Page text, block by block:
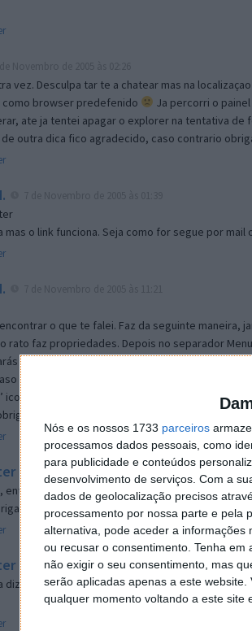
Nós e os nossos 1733 parceiros
processamos dados pessoais, como
para publicidade e conteúdos
desenvolvimento de serviços. Com a
dados de geolocalização precisos
processamento por nossa parte e pela
alternativa, pode aceder a
ou recusar o consentimento. Tenha em
não exigir o seu consentimento, mas
serão aplicadas apenas a este
qualquer momento voltando a este site
vez. Desculpa tar te a chatear mas na
browser predefenido
Ja percorri o
ate ja tentei apagar o explorer na tentativa de
outra dica fico agradecido, caso contrario
mas o link funciona. Seja como for segue por mail
o que te falei. Faz da seguinte maneira,
rato faz propriedades. Depois no separador Menu
no separador geral a opção para escolheres
não consigas chegar lá, vais ao teu Firefox e
icon geral da então janela aberta e logo perto do
o Firefox a verificar se este é o browser
7 de Novembro de 2005 às 12:57
o e-mail, Vitor.
7 de Novembro de 2005 às 19:51
dizer que ainda não me chegou mail algum.